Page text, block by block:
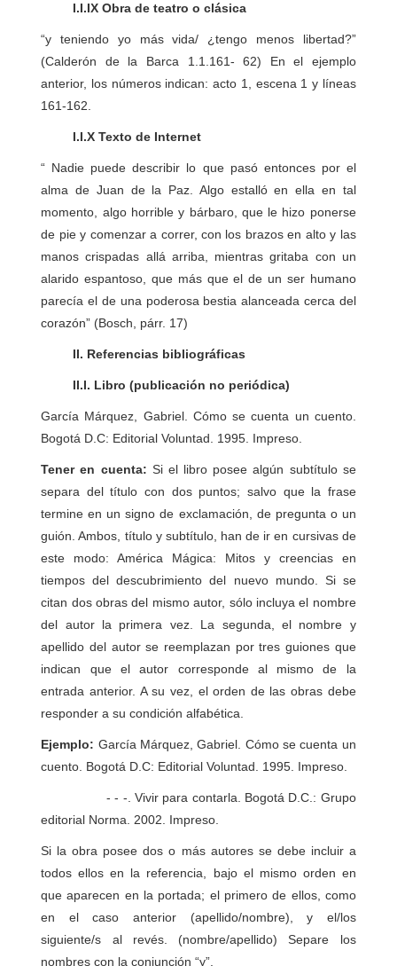
I.I.IX Obra de teatro o clásica
“y teniendo yo más vida/ ¿tengo menos libertad?”
(Calderón de la Barca 1.1.161- 62) En el ejemplo
anterior, los números indican: acto 1, escena 1 y líneas
161-162.
I.I.X Texto de Internet
“ Nadie puede describir lo que pasó entonces por el
alma de Juan de la Paz. Algo estalló en ella en tal
momento, algo horrible y bárbaro, que le hizo ponerse
de pie y comenzar a correr, con los brazos en alto y las
manos crispadas allá arriba, mientras gritaba con un
alarido espantoso, que más que el de un ser humano
parecía el de una poderosa bestia alanceada cerca del
corazón” (Bosch, párr. 17)
II. Referencias bibliográficas
II.I. Libro (publicación no periódica)
García Márquez, Gabriel. Cómo se cuenta un cuento.
Bogotá D.C: Editorial Voluntad. 1995. Impreso.
Tener en cuenta: Si el libro posee algún subtítulo se
separa del título con dos puntos; salvo que la frase
termine en un signo de exclamación, de pregunta o un
guión. Ambos, título y subtítulo, han de ir en cursivas de
este modo: América Mágica: Mitos y creencias en
tiempos del descubrimiento del nuevo mundo. Si se
citan dos obras del mismo autor, sólo incluya el nombre
del autor la primera vez. La segunda, el nombre y
apellido del autor se reemplazan por tres guiones que
indican que el autor corresponde al mismo de la
entrada anterior. A su vez, el orden de las obras debe
responder a su condición alfabética.
Ejemplo: García Márquez, Gabriel. Cómo se cuenta un
cuento. Bogotá D.C: Editorial Voluntad. 1995. Impreso.
- - -. Vivir para contarla. Bogotá D.C.: Grupo
editorial Norma. 2002. Impreso.
Si la obra posee dos o más autores se debe incluir a
todos ellos en la referencia, bajo el mismo orden en
que aparecen en la portada; el primero de ellos, como
en el caso anterior (apellido/nombre), y el/los
siguiente/s al revés. (nombre/apellido) Separe los
nombres con la conjunción “y”.